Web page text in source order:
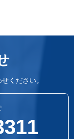
ください。